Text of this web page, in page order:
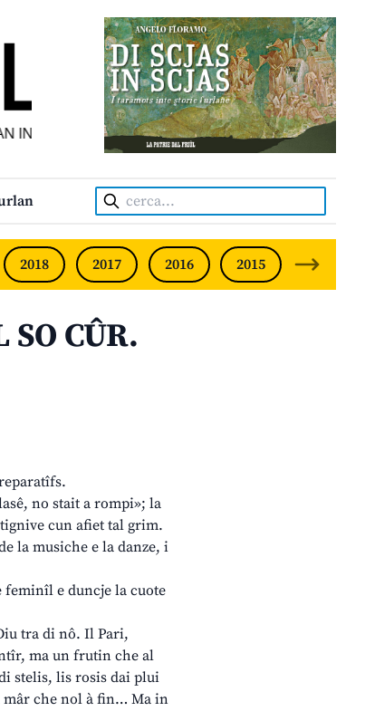
• INDEPENDENT FRIULIAN MONTHLY
Cerca:
2018 2017 2016 2015 2014
CÛR.
no stait a rompi»; la
cun afiet tal grim.
la musiche e la danze, i
feminîl e duncje la cuote
tra di nô. Il Pari,
ma un frutin che al
stelis, lis rosis dai plui
mâr che nol à fin… Ma in